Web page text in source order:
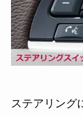
ステアリング